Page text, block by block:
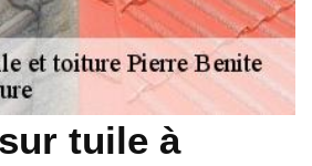
tuile à